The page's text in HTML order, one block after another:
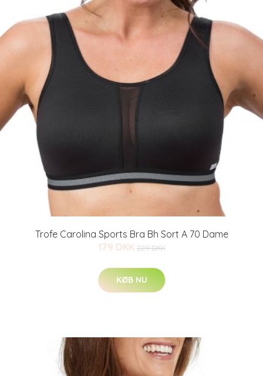
Trofe Carolina Sports Bra Bh Sort A 70 Dame
179 DKK 229 DKK
KØB NU